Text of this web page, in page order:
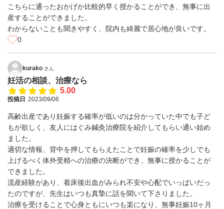
こちらに通ったおかげか比較的早く授かることができ、無事に出
産することができました。
わからないことも聞きやすく、院内も綺麗で居心地が良いです。
0
kurako さん
妊活の相談、治療なら
5.00
投稿日 2023/09/06
高齢出産であり妊娠する確率が低いのは分かっていた中でも子ど
もが欲しく、友人にはぐみ鍼灸治療院を紹介してもらい通い始め
ました。
適切な情報、背中を押してもらえたことで妊娠の確率を少しでも
上げるべく体外受精への治療の決断ができ、無事に授かることが
できました。
流産経験があり、着床後出血がみられ不安や心配でいっぱいだっ
たのですが、先生はいつも真摯に話を聞いて下さりました。
治療を受けることで心身ともにいつも楽になり、無事妊娠10ヶ月